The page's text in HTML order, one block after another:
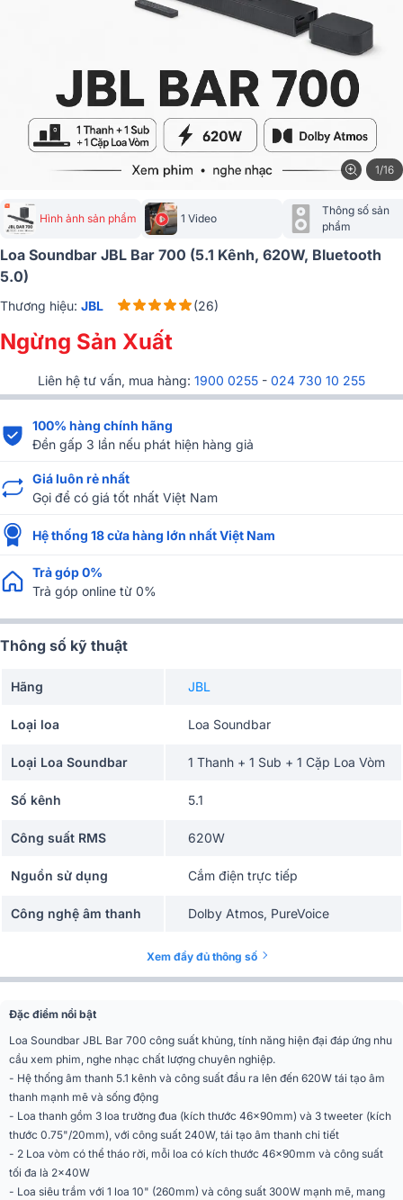
1/16
Hình ảnh sản phẩm 1 Video
Thông số sản
phẩm
Loa Soundbar JBL Bar 700 (5.1 Kênh, 620W, Bluetooth
5.0)
Thương hiệu: JBL (26)
Ngừng Sản Xuất
Liên hệ tư vấn, mua hàng: 1900 0255 - 024 730 10 255
100% hàng chính hãng
Đền gấp 3 lần nếu phát hiện hàng giả
Giá luôn rẻ nhất
Gọi để có giá tốt nhất Việt Nam
Hệ thống 18 cửa hàng lớn nhất Việt Nam
Trả góp 0%
Trả góp online từ 0%
Thông số kỹ thuật
Hãng JBL
Loại loa Loa Soundbar
Loại Loa Soundbar 1 Thanh + 1 Sub + 1 Cặp Loa Vòm
Số kênh 5.1
Công suất RMS 620W
Nguồn sử dụng Cắm điện trực tiếp
Công nghệ âm thanh Dolby Atmos, PureVoice
35Hz - 20kHz
Có bluetooth, Có điều khiển đi
Kết nối
Quang (Optical), Airplay 2,
Chromecast
Phân khúc
Cao cấp
Cấu tạo
Trình điều khiển đường đua 3x
(46x90)mm, loa tweeter 3x 0,75"
(20mm)
Bộ chuyển đổi loa vòm
(46x90)mm
Xem đầy đủ thông số
Đặc điểm nổi bật
Loa Soundbar JBL Bar 700 công suất khủng, tính năng hiện đại đáp ứng nhu
cầu xem phim, nghe nhạc chất lượng chuyên nghiệp.
- Hệ thống âm thanh 5.1 kênh và công suất đầu ra lên đến 620W tái tạo âm
thanh mạnh mẽ và sống động
- Loa thanh gồm 3 loa trường đua (kích thước 46x90mm) và 3 tweeter (kích
thước 0.75"/20mm), với công suất 240W, tái tạo âm thanh chi tiết
- 2 Loa vòm có thể tháo rời, mỗi loa có kích thước 46x90mm và công suất
tối đa là 2x40W
- Loa siêu trầm với 1 loa 10" (260mm) và công suất 300W mạnh mẽ, mang